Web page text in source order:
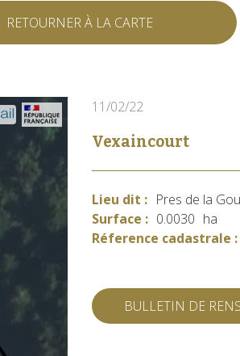
RETOURNER À LA CARTE
11/02/22
Vexaincourt
Lieu dit : Pres de la
Surface : 0.0030 ha
Réference cadastrale :
BULLETIN DE